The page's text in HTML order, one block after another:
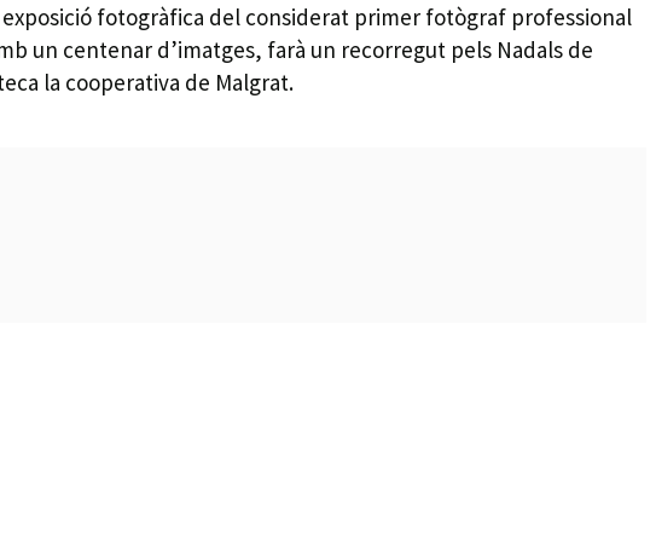
fotogràfica del considerat primer fotògraf professional
un centenar d’imatges, farà un recorregut pels Nadals de
la cooperativa de Malgrat.